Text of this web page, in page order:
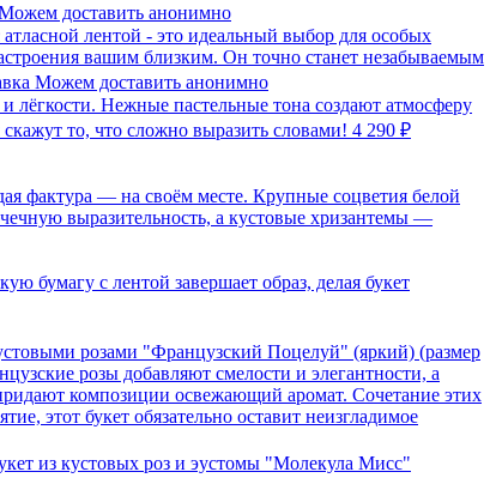
доставить анонимно
лентой - это идеальный выбор для особых
вашим близким. Он точно станет незабываемым
Можем доставить анонимно
Нежные пастельные тона создают атмосферу
то, что сложно выразить словами! 4 290 ₽
фактура — на своём месте. Крупные соцветия белой
выразительность, а кустовые хризантемы —
бумагу с лентой завершает образ, делая букет
розами "Французский Поцелуй" (яркий) (размер
розы добавляют смелости и элегантности, а
композиции освежающий аромат. Сочетание этих
этот букет обязательно оставит неизгладимое
из кустовых роз и эустомы "Молекула Мисс"